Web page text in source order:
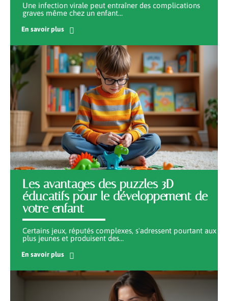
Une infection virale peut entraîner des complications
graves même chez un enfant…
En savoir plus
Les avantages des puzzles 3D
éducatifs pour le développement de
votre enfant
Certains jeux, réputés complexes, s'adressent pourtant aux
plus jeunes et produisent des…
En savoir plus